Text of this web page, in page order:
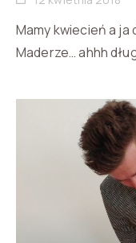
Mamy kwiecień a ja
Maderze… ahhh